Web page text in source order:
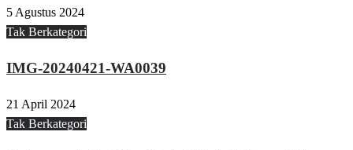
5 Agustus 2024
Tak Berkategori
IMG-20240421-WA0039
21 April 2024
Tak Berkategori